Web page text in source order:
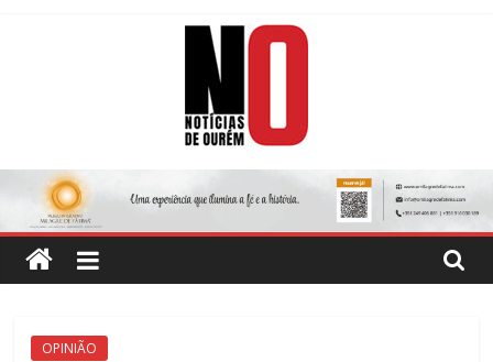
Notícias
de
Ourém
JornalOPINIÃO